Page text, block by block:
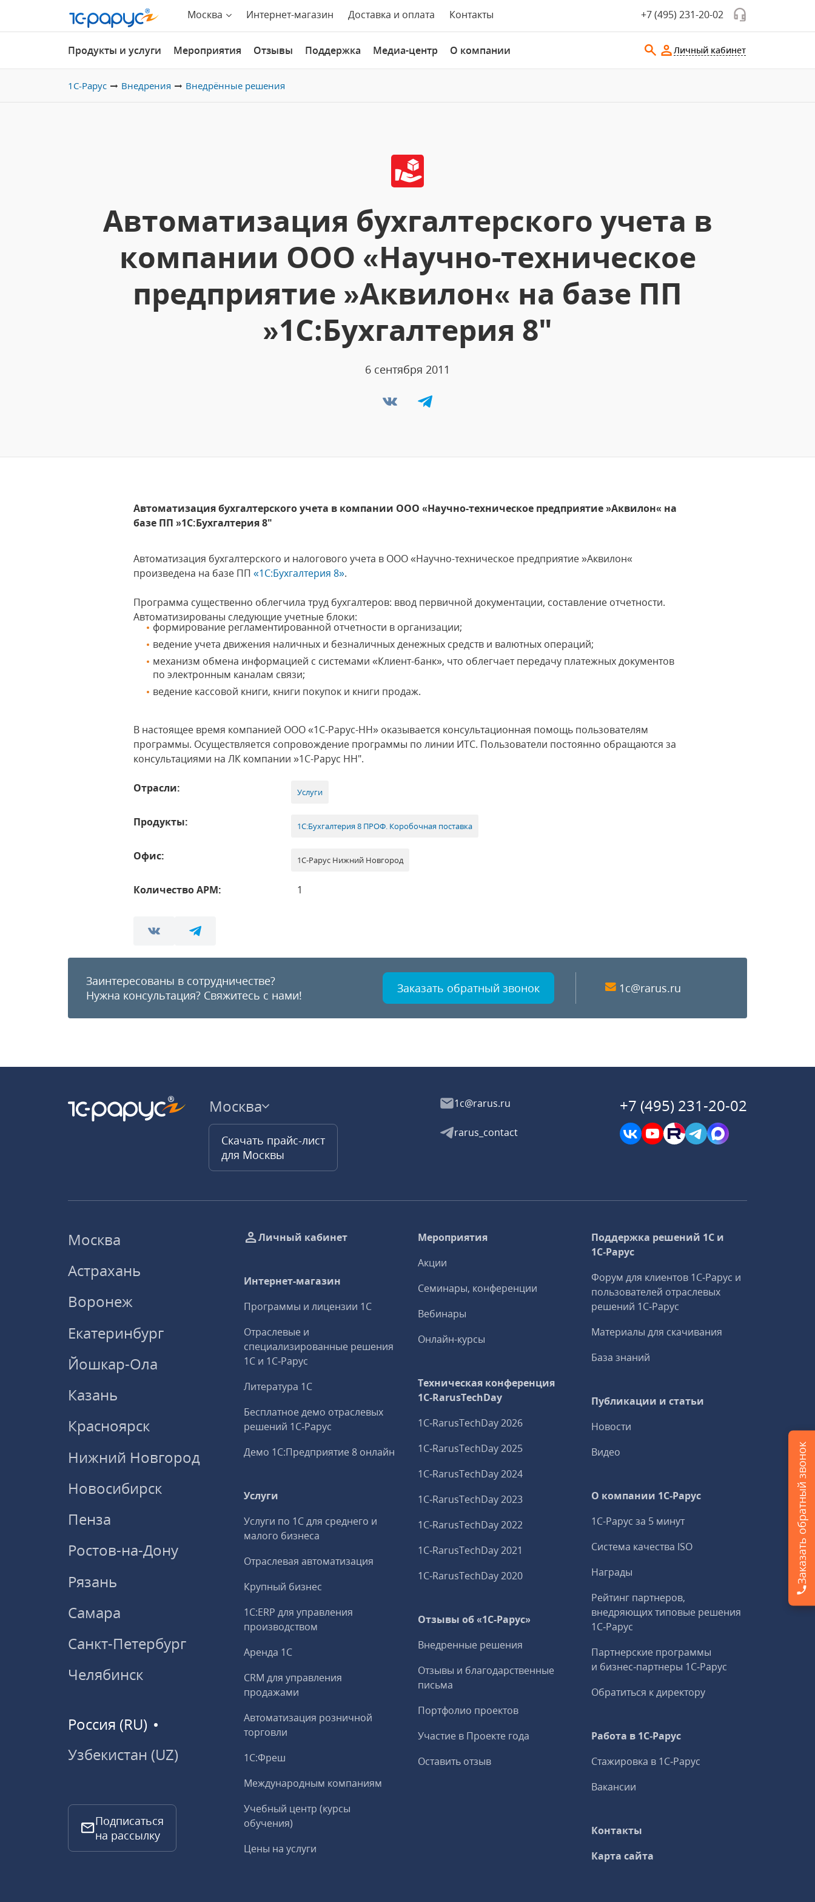
Москва Интернет-магазин Доставка и оплата Контакты +7 (495) 231-20-02
Продукты и услуги Мероприятия Отзывы Поддержка Медиа-центр О компании Личный кабинет
1С-Рарус Внедрения Внедрённые решения
Автоматизация бухгалтерского учета в
компании ООО «Научно-техническое
предприятие »Аквилон« на базе ПП
»1С:Бухгалтерия 8"
6 сентября 2011
Автоматизация бухгалтерского учета в компании ООО «Научно-техническое предприятие »Аквилон« на
базе ПП »1С:Бухгалтерия 8"
Автоматизация бухгалтерского и налогового учета в ООО «Научно-техническое предприятие »Аквилон«
произведена на базе ПП«1С:Бухгалтерия 8».
Программа существенно облегчила труд бухгалтеров: ввод первичной документации, составление отчетности.
Автоматизированы следующие учетные блоки:
формирование регламентированной отчетности в организации;
ведение учета движения наличных и безналичных денежных средств и валютных операций;
механизм обмена информацией с системами «Клиент-банк», что облегчает передачу платежных документов
по электронным каналам связи;
ведение кассовой книги, книги покупок и книги продаж.
В настоящее время компанией ООО «1С-Рарус-НН» оказывается консультационная помощь пользователям
программы. Осуществляется сопровождение программы по линии ИТС. Пользователи постоянно обращаются за
консультациями на ЛК компании »1С-Рарус НН".
Отрасли: Услуги
Продукты: 1С:Бухгалтерия 8 ПРОФ. Коробочная поставка
Офис: 1С-Рарус Нижний Новгород
Количество АРМ: 1
Заинтересованы в сотрудничестве?
Нужна консультация? Свяжитесь с нами! Заказать обратный звонок 1c@rarus.ru
Москва
Скачать прайс-лист
для Москвы
1c@rarus.ru
rarus_contact
+7 (495) 231-20-02
Москва
Астрахань
Воронеж
Екатеринбург
Йошкар-Ола
Казань
Красноярск
Нижний Новгород
Новосибирск
Пенза
Ростов-на-Дону
Рязань
Самара
Санкт-Петербург
Челябинск
Россия (RU)
Узбекистан (UZ)
Подписаться
на рассылку
Личный кабинет
Интернет-магазин
Программы и лицензии 1С
Отраслевые и
специализированные решения
1С и 1С‑Рарус
Литература 1С
Бесплатное демо отраслевых
решений 1С‑Рарус
Демо 1С:Предприятие 8 онлайн
Услуги
Услуги по 1С для среднего и
малого бизнеса
Отраслевая автоматизация
Крупный бизнес
1С:ERP для управления
производством
Аренда 1С
CRM для управления
продажами
Автоматизация розничной
торговли
1С:Фреш
Международным компаниям
Учебный центр (курсы
обучения)
Цены на услуги
Мероприятия
Акции
Семинары, конференции
Вебинары
Онлайн-курсы
Техническая конференция
1C‑RarusTechDay
1C‑RarusTechDay 2026
1C‑RarusTechDay 2025
1C‑RarusTechDay 2024
1C‑RarusTechDay 2023
1C‑RarusTechDay 2022
1C‑RarusTechDay 2021
1C‑RarusTechDay 2020
Отзывы об «1С-Рарус»
Внедренные решения
Отзывы и благодарственные
письма
Портфолио проектов
Участие в Проекте года
Оставить отзыв
Поддержка решений 1С и
1С‑Рарус
Форум для клиентов 1С‑Рарус и
пользователей отраслевых
решений 1С‑Рарус
Материалы для скачивания
База знаний
Публикации и статьи
Новости
Видео
О компании 1C-Рарус
1С-Рарус за 5 минут
Система качества ISO
Награды
Рейтинг партнеров,
внедряющих типовые решения
1С‑Рарус
Партнерские программы
и бизнес‑партнеры 1С‑Рарус
Обратиться к директору
Работа в 1С‑Рарус
Стажировка в 1С‑Рарус
Вакансии
Контакты
Карта сайта
Заказать обратный звонок